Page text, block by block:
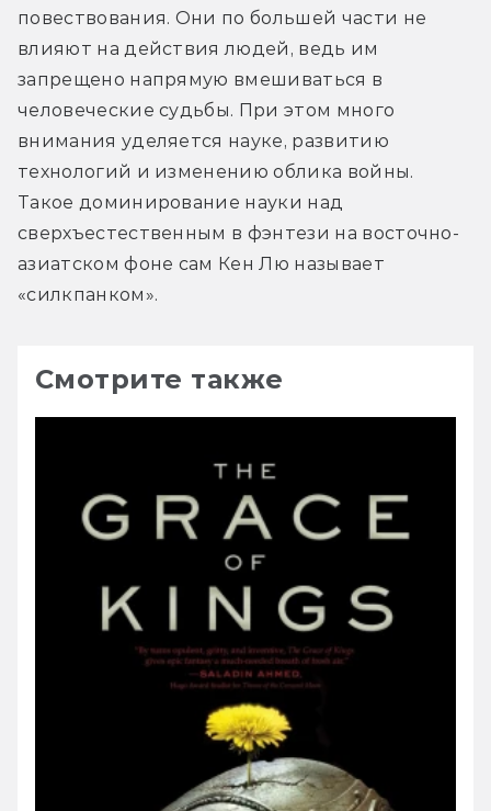
повествования. Они по большей части не
влияют на действия людей, ведь им
запрещено напрямую вмешиваться в
человеческие судьбы. При этом много
внимания уделяется науке, развитию
технологий и изменению облика войны.
Такое доминирование науки над
сверхъестественным в фэнтези на восточно-
азиатском фоне сам Кен Лю называет
«силкпанком».
Смотрите также